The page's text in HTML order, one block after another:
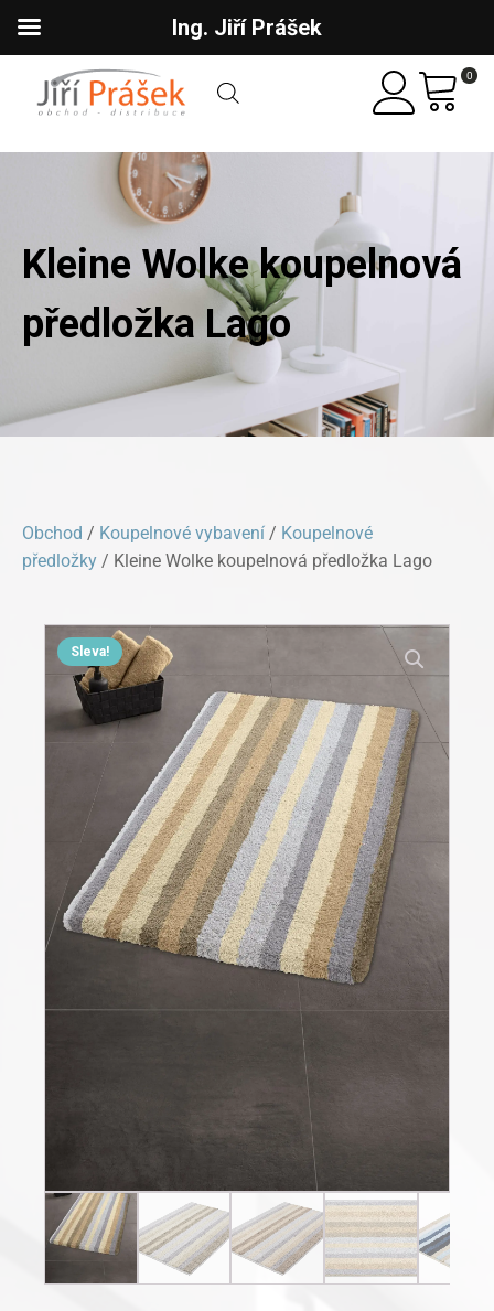
0
Kleine Wolke koupelnová
předložka Lago
Obchod / Koupelnové vybavení / Koupelnové
předložky / Kleine Wolke koupelnová předložka Lago
Sleva!
Ing. Jiří Prášek